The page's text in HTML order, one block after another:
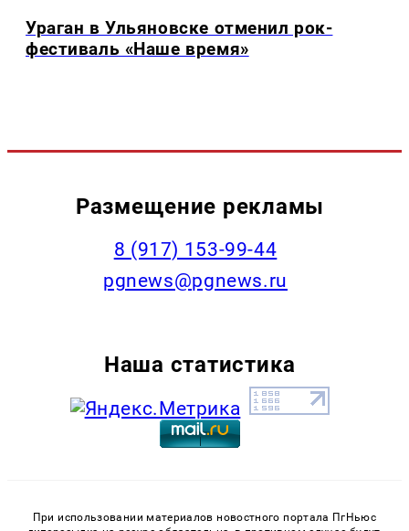
Ураган в Ульяновске отменил рок-
фестиваль «Наше время»
Размещение рекламы
‭8 (917) 153-99-44
pgnews@pgnews.ru
Наша статистика
При использовании материалов новостного портала ПгНьюс